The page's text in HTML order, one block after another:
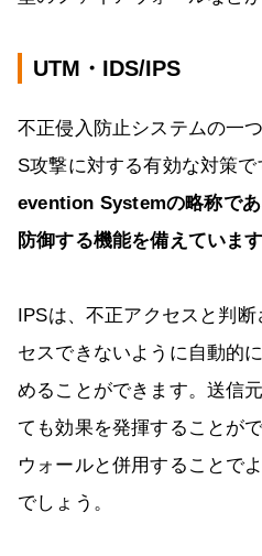
UTM・IDS/IPS
不正侵入防止システムの一
S攻撃に対する有効な対策で
evention Systemの略称で
防御する機能を備えています
IPSは、不正アクセスと判
セスできないように自動的
めることができます。送信
ても効果を発揮することが
ウォールと併用することで
でしょう。